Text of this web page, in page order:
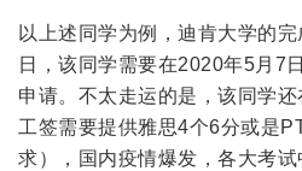
以上述同学为例，迪肯大学的
日，该同学需要在2020年5月7
申请。不太走运的是，该同学
工签需要提供雅思4个6分或是
求），国内疫情爆发，各大考